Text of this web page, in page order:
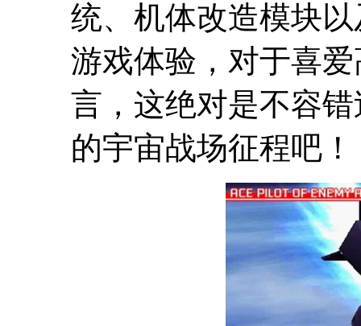
统、机体改造模块
游戏体验，对于喜
言，这绝对是不容
的宇宙战场征程吧！